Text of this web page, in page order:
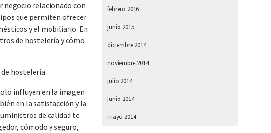
negocio relacionado con
que permiten ofrecer
y el mobiliario. En
de hostelería y cómo
hostelería
influyen en la imagen
en la satisfacción y la
de calidad te
cómodo y seguro,
febrero 2016
junio 2015
diciembre 2014
noviembre 2014
julio 2014
junio 2014
mayo 2014